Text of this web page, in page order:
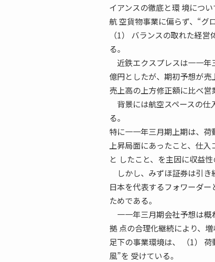
イアンスの徹底と環 境につ
航 空貨物事業に偏らず、“グ
（1） バランスの取れた経
る。
近鉄エクスプレスは一一年
億円としたが、期初予想が売
売上高の上方修正額に比べ営
背景には航空スペースの仕
る。
特に一一年三月期上期は、
上昇局面にあったこと、仕
と したこと、を主因に収益性
しかし、みずほ証券は引き
日本を代表するフォワーダ
ためである。
一一年三月期会社予想は概
拠 点の合理化継続により、
足下の事業環境は、 （1）
風”を 受けている。